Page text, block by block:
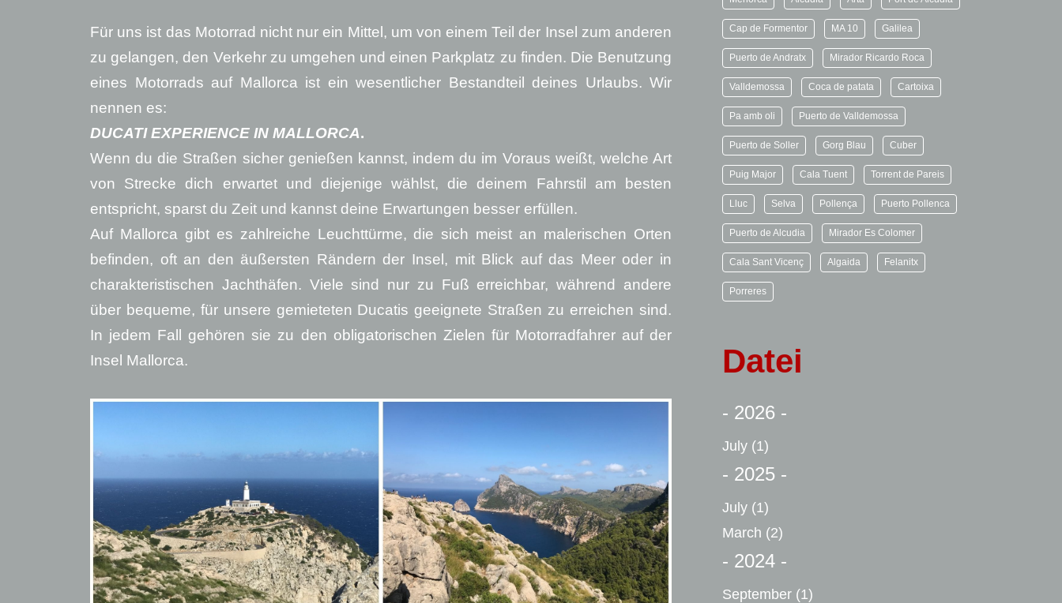
Für uns ist das Motorrad nicht nur ein Mittel, um von einem Teil der Insel zum anderen
zu gelangen, den Verkehr zu umgehen und einen Parkplatz zu finden. Die Benutzung
eines Motorrads auf Mallorca ist ein wesentlicher Bestandteil deines Urlaubs. Wir
nennen es:
DUCATI EXPERIENCE IN MALLORCA.
Wenn du die Straßen sicher genießen kannst, indem du im Voraus weißt, welche Art
von Strecke dich erwartet und diejenige wählst, die deinem Fahrstil am besten
entspricht, sparst du Zeit und kannst deine Erwartungen besser erfüllen.
Auf Mallorca gibt es zahlreiche Leuchttürme, die sich meist an malerischen Orten
befinden, oft an den äußersten Rändern der Insel, mit Blick auf das Meer oder in
charakteristischen Jachthäfen. Viele sind nur zu Fuß erreichbar, während andere
über bequeme, für unsere gemieteten Ducatis geeignete Straßen zu erreichen sind.
In jedem Fall gehören sie zu den obligatorischen Zielen für Motorradfahrer auf der
Insel Mallorca.
Cap de Formentor MA 10 Galilea
Puerto de Andratx Mirador Ricardo Roca
Valldemossa Coca de patata Cartoixa
Pa amb oli Puerto de Valldemossa
Puerto de Soller Gorg Blau Cuber
Puig Major Cala Tuent Torrent de Pareis
Lluc Selva Pollença Puerto Pollenca
Puerto de Alcudia Mirador Es Colomer
Cala Sant Vicenç Algaida Felanitx
Porreres
Datei
- 2026 -
July (1)
- 2025 -
July (1)
March (2)
- 2024 -
September (1)